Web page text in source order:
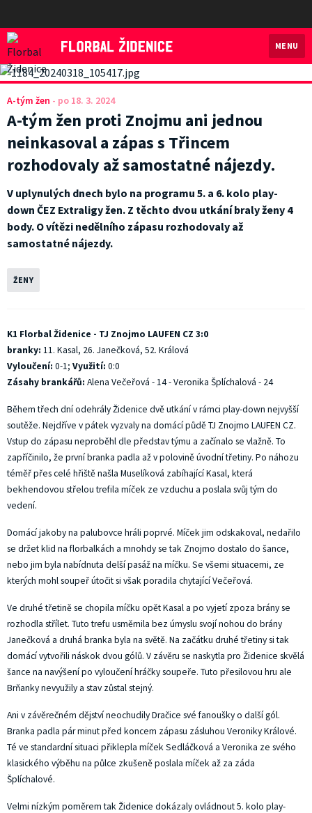
Florbal Židenice
MENU
A-tým žen - po 18. 3. 2024
A-tým žen proti Znojmu ani jednou
neinkasoval a zápas s Třincem
rozhodovaly až samostatné nájezdy.
V uplynulých dnech bylo na programu 5. a 6. kolo play-
down ČEZ Extraligy žen. Z těchto dvou utkání braly ženy 4
body. O vítězi nedělního zápasu rozhodovaly až
samostatné nájezdy.
ŽENY
K1 Florbal Židenice - TJ Znojmo LAUFEN CZ 3:0
branky: 11. Kasal, 26. Janečková, 52. Králová
Vyloučení: 0-1; Využití: 0:0
Zásahy brankářů: Alena Večeřová - 14 - Veronika Šplíchalová - 24
Během třech dní odehrály Židenice dvě utkání v rámci play-down nejvyšší
soutěže. Nejdříve v pátek vyzvaly na domácí půdě TJ Znojmo LAUFEN CZ.
Vstup do zápasu neproběhl dle představ týmu a začínalo se vlažně. To
zapříčinilo, že první branka padla až v polovině úvodní třetiny. Po náhozu
téměř přes celé hřiště našla Muselíková zabíhající Kasal, která
bekhendovou střelou trefila míček ze vzduchu a poslala svůj tým do
vedení.
Domácí jakoby na palubovce hráli poprvé. Míček jim odskakoval, nedařilo
se držet klid na florbalkách a mnohdy se tak Znojmo dostalo do šance,
nebo jim byla nabídnuta delší pasáž na míčku. Se všemi situacemi, ze
kterých mohl soupeř útočit si však poradila chytající Večeřová.
Ve druhé třetině se chopila míčku opět Kasal a po vyjetí zpoza brány se
rozhodla střílet. Tuto trefu usměrnila bez úmyslu svojí nohou do brány
Janečková a druhá branka byla na světě. Na začátku druhé třetiny si tak
domácí vytvořili náskok dvou gólů. V závěru se naskytla pro Židenice skvělá
šance na navýšení po vyloučení hráčky soupeře. Tuto přesilovou hru ale
Brňanky nevyužily a stav zůstal stejný.
Ani v závěrečném dějství neochudily Dračice své fanoušky o další gól.
Branka padla pár minut před koncem zápasu zásluhou Veroniky Králové.
Té ve standardní situaci přiklepla míček Sedláčková a Veronika ze svého
klasického výběhu na půlce zkušeně poslala míček až za záda
Šplíchalové.
Velmi nízkým poměrem tak Židenice dokázaly ovládnout 5. kolo play-